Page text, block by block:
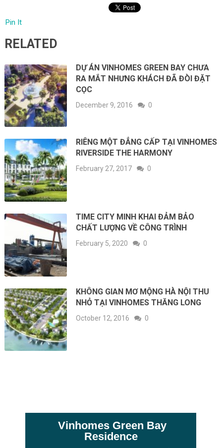
Pin It
RELATED
DỰ ÁN VINHOMES GREEN BAY CHƯA
RA MẮT NHƯNG KHÁCH ĐÃ ĐÒI ĐẶT
CỌC
December 9, 2016 0
RIÊNG MỘT ĐẲNG CẤP TẠI VINHOMES
RIVERSIDE THE HARMONY
February 27, 2017 0
TIME CITY MINH KHAI ĐẢM BẢO
CHẤT LƯỢNG VỀ CÔNG TRÌNH
February 5, 2020 0
KHÔNG GIAN MƠ MỘNG HÀ NỘI THU
NHỎ TẠI VINHOMES THĂNG LONG
October 12, 2016 0
Vinhomes Green Bay
Residence